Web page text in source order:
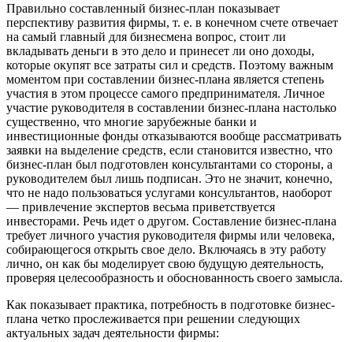
Правильно составленный бизнес-план показывает
перспективу развития фирмы, т. е. в конечном счете отвечает
на самый главный для бизнесмена вопрос, стоит ли
вкладывать деньги в это дело и принесет ли оно доходы,
которые окупят все затраты сил и средств. Поэтому важным
моментом при составлении бизнес-плана является степень
участия в этом процессе самого предпринимателя. Личное
участие руководителя в составлении бизнес-плана настолько
существенно, что многие зарубежные банки и
инвестиционные фонды отказываются вообще рассматривать
заявки на выделение средств, если становится известно, что
бизнес-план был подготовлен консультантами со стороны, а
руководителем был лишь подписан. Это не значит, конечно,
что не надо пользоваться услугами консультантов, наоборот
— привлечение экспертов весьма приветствуется
инвесторами. Речь идет о другом. Составление бизнес-плана
требует личного участия руководителя фирмы или человека,
собирающегося открыть свое дело. Включаясь в эту работу
лично, он как бы моделирует свою будущую деятельность,
проверяя целе­сообразность и обоснованность своего замысла.
Как показывает практика, потребность в подготовке бизнес-
плана четко прослеживается при решении следующих
актуальных задач деятельности фирмы: